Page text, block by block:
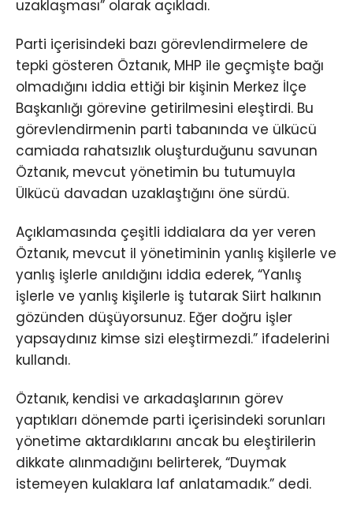
uzaklaşması” olarak açıkladı.
Parti içerisindeki bazı görevlendirmelere de
tepki gösteren Öztanık, MHP ile geçmişte bağı
olmadığını iddia ettiği bir kişinin Merkez İlçe
Başkanlığı görevine getirilmesini eleştirdi. Bu
görevlendirmenin parti tabanında ve ülkücü
camiada rahatsızlık oluşturduğunu savunan
Öztanık, mevcut yönetimin bu tutumuyla
Ülkücü davadan uzaklaştığını öne sürdü.
Açıklamasında çeşitli iddialara da yer veren
Öztanık, mevcut il yönetiminin yanlış kişilerle ve
yanlış işlerle anıldığını iddia ederek, “Yanlış
işlerle ve yanlış kişilerle iş tutarak Siirt halkının
gözünden düşüyorsunuz. Eğer doğru işler
yapsaydınız kimse sizi eleştirmezdi.” ifadelerini
kullandı.
Öztanık, kendisi ve arkadaşlarının görev
yaptıkları dönemde parti içerisindeki sorunları
yönetime aktardıklarını ancak bu eleştirilerin
dikkate alınmadığını belirterek, “Duymak
istemeyen kulaklara laf anlatamadık.” dedi.